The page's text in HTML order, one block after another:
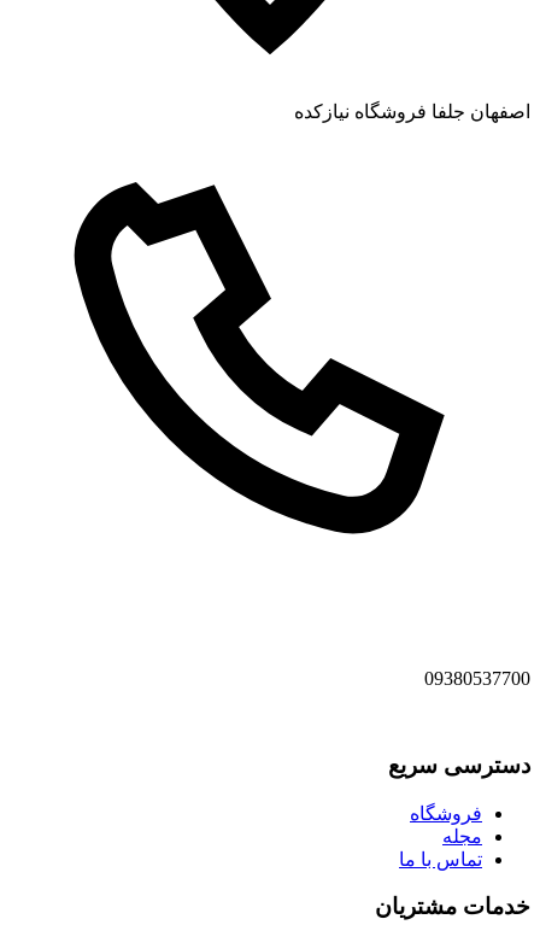
اصفهان جلفا فروشگاه نیازکده
09380537700
دسترسی سریع
فروشگاه
مجله
تماس با ما
خدمات مشتریان